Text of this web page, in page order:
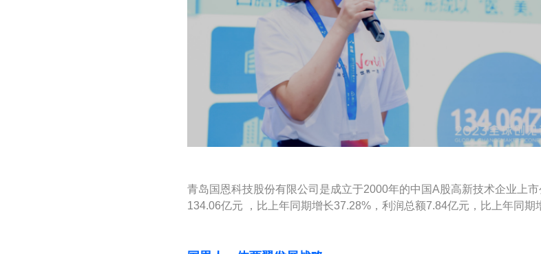
青岛国恩科技股份有限公司是成立于2000年的中国A股高新技术企业上
134.06亿元 ，比上年同期增长37.28%，利润总额7.84亿元，比上年同期